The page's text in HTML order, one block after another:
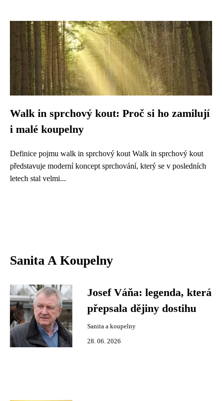
Walk in sprchový kout: Proč si ho zamilují
i malé koupelny
Definice pojmu walk in sprchový kout Walk in sprchový kout
představuje moderní koncept sprchování, který se v posledních
letech stal velmi...
Sanita A Koupelny
Josef Váňa: legenda, která
přepsala dějiny dostihu
Sanita a koupelny
28. 06. 2026